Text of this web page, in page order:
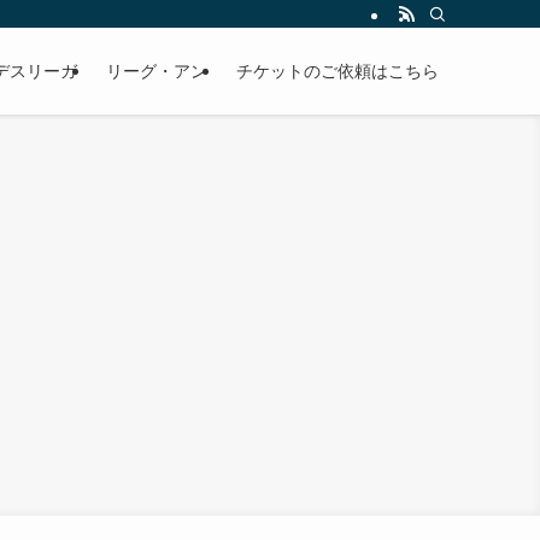
スリーガ リーグ・アン チケットのご依頼はこちら